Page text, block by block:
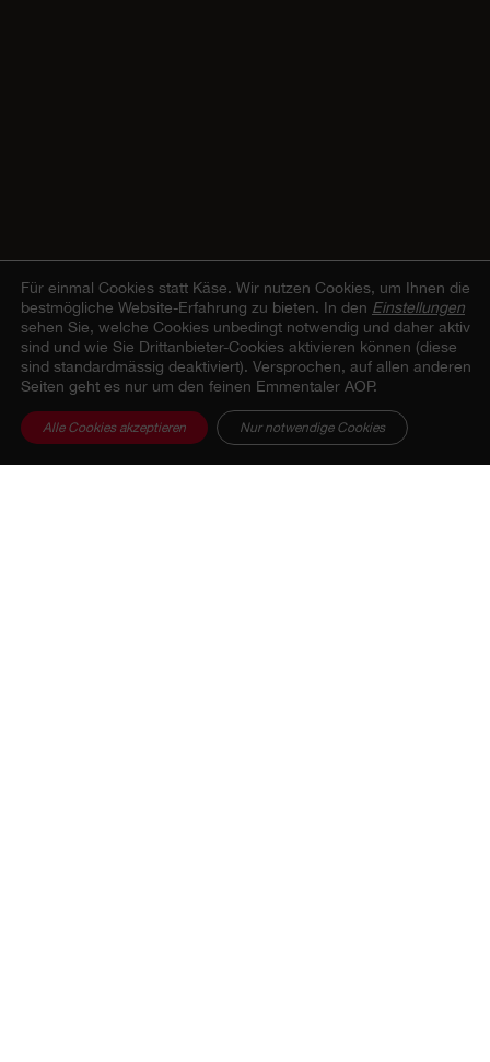
Für einmal Cookies statt Käse. Wir nutzen Cookies, um Ihnen die
bestmögliche Website-Erfahrung zu bieten. In den Einstellungen
sehen Sie, welche Cookies unbedingt notwendig und daher aktiv
sind und wie Sie Drittanbieter-Cookies aktivieren können (diese
sind standardmässig deaktiviert). Versprochen, auf allen anderen
Seiten geht es nur um den feinen Emmentaler AOP.
Alle Cookies akzeptieren Nur notwendige Cookies